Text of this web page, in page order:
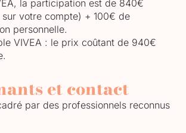
la participation est de 840€
votre compte) + 100€ de
personnelle.
VIVEA : le prix coûtant de 940€
et contact
par des professionnels reconnus